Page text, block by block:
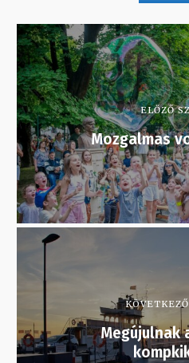
ELŐZŐ
Mozgalmas
Megújulnak